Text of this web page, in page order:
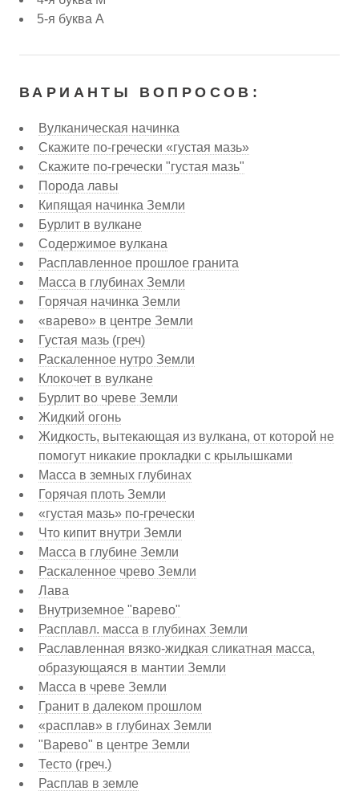
5-я буква А
ВАРИАНТЫ ВОПРОСОВ:
Вулканическая начинка
Скажите по-гречески «густая мазь»
Скажите по-гречески "густая мазь"
Порода лавы
Кипящая начинка Земли
Бурлит в вулкане
Содержимое вулкана
Расплавленное прошлое гранита
Масса в глубинах Земли
Горячая начинка Земли
«варево» в центре Земли
Густая мазь (греч)
Раскаленное нутро Земли
Клокочет в вулкане
Бурлит во чреве Земли
Жидкий огонь
Жидкость, вытекающая из вулкана, от которой не
помогут никакие прокладки с крылышками
Масса в земных глубинах
Горячая плоть Земли
«густая мазь» по-гречески
Что кипит внутри Земли
Масса в глубине Земли
Раскаленное чрево Земли
Лава
Внутриземное "варево"
Расплавл. масса в глубинах Земли
Раславленная вязко-жидкая сликатная масса,
образующаяся в мантии Земли
Масса в чреве Земли
Гранит в далеком прошлом
«расплав» в глубинах Земли
"Варево" в центре Земли
Тесто (греч.)
Расплав в земле